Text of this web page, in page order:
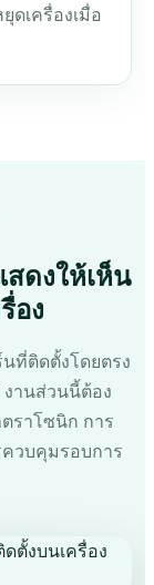
ดเครื่องเมื่อ
ดงให้เห็น
อง
ที่ติดตั้งโดยตรง
งานส่วนนี้ต้อง
ราโซนิก การ
วบคุมรอบการ